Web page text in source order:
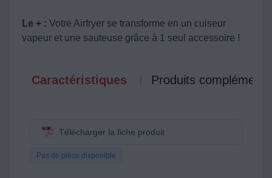
Le + : Votre Airfryer se transforme en un cuiseur
vapeur et une sauteuse grâce à 1 seul accessoire !
Caractéristiques Produits
Télécharger la fiche produit
Pas de pièce disponible